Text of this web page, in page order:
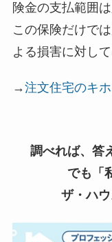
険金の支払範囲は
この保険だけで
よる損害に対し
→注文住宅のキ
調べれば、答
でも「
ザ・ハ